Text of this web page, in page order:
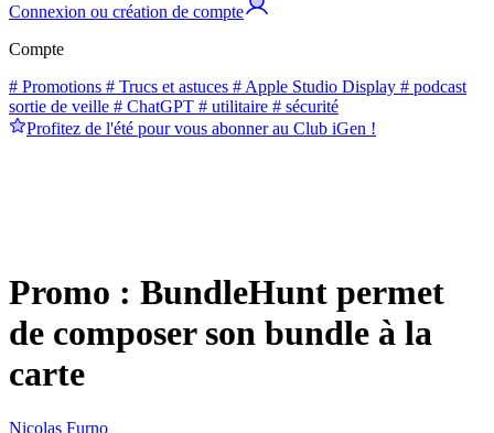
Connexion ou création de compte
Compte
# Promotions # Trucs et astuces # Apple Studio Display # podcast
sortie de veille # ChatGPT # utilitaire # sécurité
Profitez de l'été pour vous abonner au Club iGen !
Promo : BundleHunt permet
de composer son bundle à la
carte
Nicolas Furno